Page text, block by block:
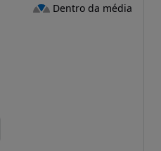
Dentro da média